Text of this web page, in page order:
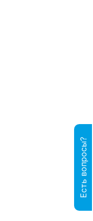
Есть вопросы?